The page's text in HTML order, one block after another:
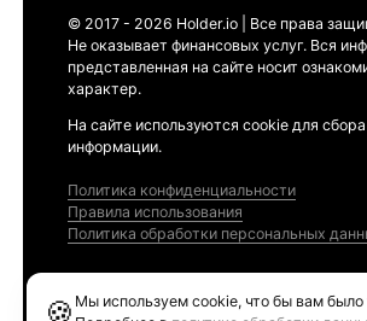
© 2017 - 2026 Holder.io | Все права
Не оказывает финансовых услуг. Вся
представленная на сайте носит
характер.
На сайте используются cookie для
информации.
Политика конфиденциальности
Правила использования
Политика обработки персональных
🍪 Мы используем cookie, что бы вам было